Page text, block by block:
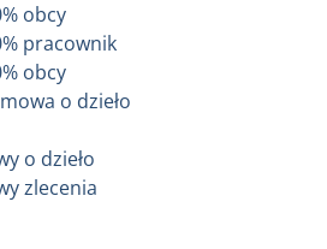
obcy
pracownik
obcy
o dzieło
o dzieło
zlecenia